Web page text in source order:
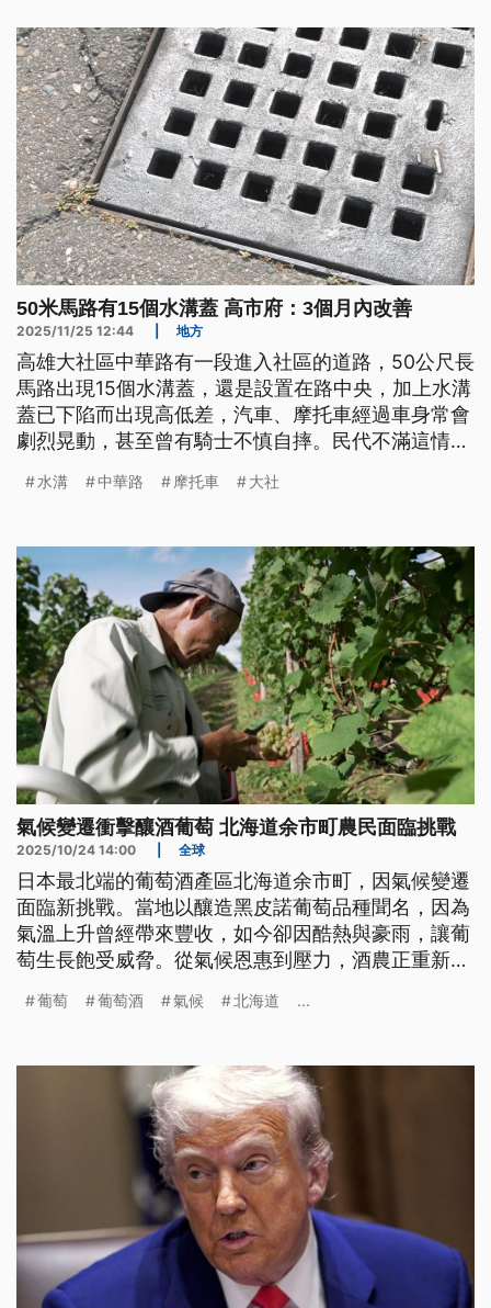
50米馬路有15個水溝蓋 高市府：3個月內改善
2025/11/25 12:44 地方
高雄大社區中華路有一段進入社區的道路，50公尺長
馬路出現15個水溝蓋，還是設置在路中央，加上水溝
蓋已下陷而出現高低差，汽車、摩托車經過車身常會
劇烈晃動，甚至曾有騎士不慎自摔。民代不滿這情況
善；市府回應，道路管轄單位跨局處，協調後將儘快
水溝 中華路 摩托車 大社
氣候變遷衝擊釀酒葡萄 北海道余市町農民面臨挑戰
2025/10/24 14:00 全球
日本最北端的葡萄酒產區北海道余市町，因氣候變遷
面臨新挑戰。當地以釀造黑皮諾葡萄品種聞名，因為
氣溫上升曾經帶來豐收，如今卻因酷熱與豪雨，讓葡
萄生長飽受威脅。從氣候恩惠到壓力，酒農正重新定
葡萄 葡萄酒 氣候 北海道 ...